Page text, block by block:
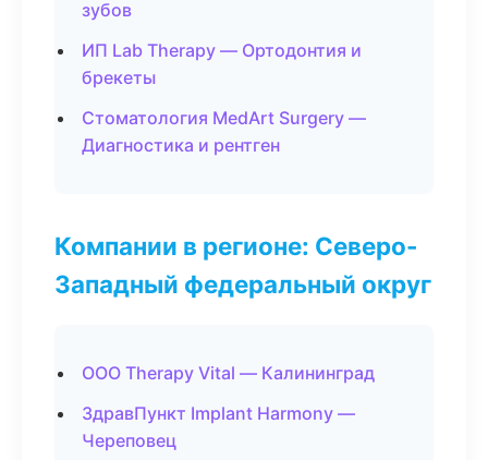
зубов
ИП Lab Therapy — Ортодонтия и
брекеты
Стоматология MedArt Surgery —
Диагностика и рентген
Компании в регионе: Северо-
Западный федеральный округ
ООО Therapy Vital — Калининград
ЗдравПункт Implant Harmony —
Череповец